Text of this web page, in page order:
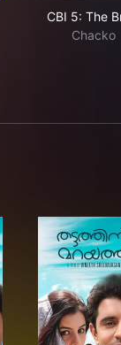
CBI 5: The
Chacko